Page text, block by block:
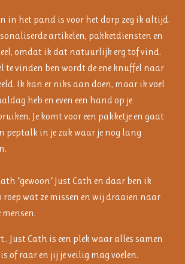
in het pand is voor het dorp zeg ik altijd.
artikelen, pakketdiensten en
omdat ik dat natuurlijk erg tof vind.
te vinden ben wordt de ene knuffel naar
Ik kan er niks aan doen, maar ik voel
heb en even een hand op je
Je komt voor een pakketje en gaat
peptalk in je zak waar je nog lang
"gewoon" Just Cath en daar ben ik
roep wat ze missen en wij draaien naar
mensen.
Just Cath is een plek waar alles samen
of raar en jij je veilig mag voelen.